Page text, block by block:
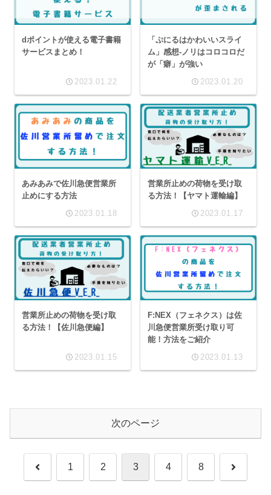
dポイントが使える電子書籍
サービスまとめ！
2023.01.22
「ぷにるはかわいいスライ
ム」感想-ノリはコロコロだ
が「癖」が強い
2023.01.20
あみあみで佐川急便営業所
止めにする方法
2023.01.18
営業所止めの荷物を受け取
る方法！【ヤマト運輸編】
2023.01.17
営業所止めの荷物を受け取
る方法！【佐川急便編】
2023.01.15
F:NEX（フェネクス）は佐
川急便営業所受け取り可
能！方法をご紹介
2023.01.13
次のページ
前 1 2 3 4 8 次